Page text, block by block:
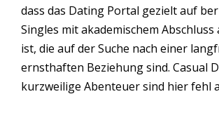
dass das Dating Portal gezielt auf
Singles mit akademischem
ist, die auf der Suche nach einer
ernsthaften Beziehung sind. Casual
kurzweilige Abenteuer sind hier fehl